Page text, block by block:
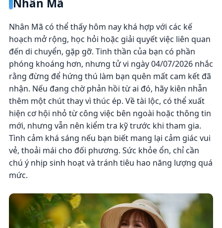
Nhân Mã
Nhân Mã có thể thấy hôm nay khá hợp với các kế
hoạch mở rộng, học hỏi hoặc giải quyết việc liên quan
đến di chuyển, gặp gỡ. Tinh thần của bạn có phần
phóng khoáng hơn, nhưng tử vi ngày 04/07/2026 nhắc
rằng đừng để hứng thú làm bạn quên mất cam kết đã
nhận. Nếu đang chờ phản hồi từ ai đó, hãy kiên nhẫn
thêm một chút thay vì thúc ép. Về tài lộc, có thể xuất
hiện cơ hội nhỏ từ công việc bên ngoài hoặc thông tin
mới, nhưng vẫn nên kiểm tra kỹ trước khi tham gia.
Tình cảm khá sáng nếu bạn biết mang lại cảm giác vui
vẻ, thoải mái cho đối phương. Sức khỏe ổn, chỉ cần
chú ý nhịp sinh hoạt và tránh tiêu hao năng lượng quá
mức.